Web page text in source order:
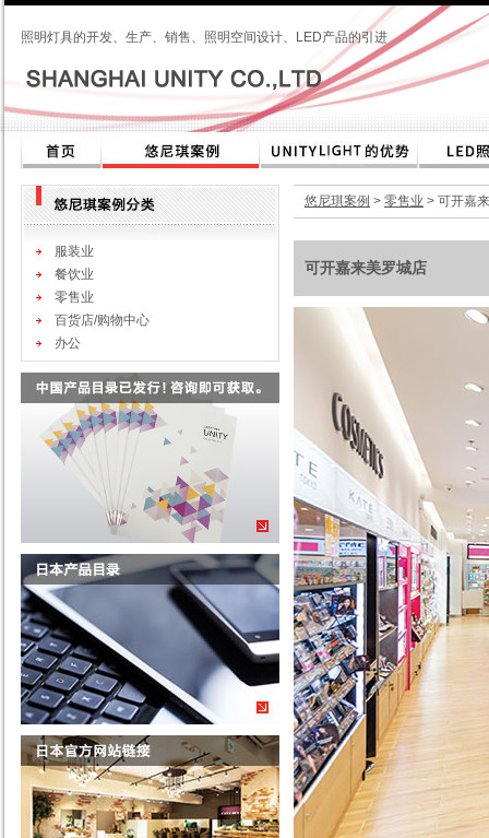
照明灯具的开发、生产、销售、照明空间设计、LED产品的引进
服装业
餐饮业
零售业
百货店/购物中心
办公
悠尼琪案例 > 零售业 > 可开嘉
可开嘉来美罗城店